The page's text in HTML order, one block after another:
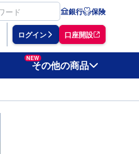
銀行 保険
ログイン 口座開設
NEW
その他の商品